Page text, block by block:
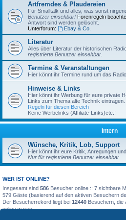
Artfremdes & Plaudereien
Für Smalltalk und alles, was sonst
Benutzer einsehbar! Forenregeln
Antwort sind werden gelöscht.
Unterforum:
Ebay & Co.
Literatur
Alles über Literatur der historischen
registrierte Benutzer einsehbar.
Termine & Veranstaltungen
Hier könnt ihr Termine rund um das
Hinweise & Links
Hier könnt ihr Werbung für eure private
Links zum Thema alte Technik
Regeln für diesen Bereich
Keine Werbelinks (Affiliate-Links)etc.!
Intern
Wünsche, Kritik, Lob, Support
Hier könnt ihr eure Kritik, Anregungen
Nur für registrierte Benutzer einsehbar.
WER IST ONLINE?
Insgesamt sind 586 Besucher online :: 7 sichtbare
579 Gäste (basierend auf den aktiven Besuchern
Der Besucherrekord liegt bei 12440 Besuchern, die
online waren.